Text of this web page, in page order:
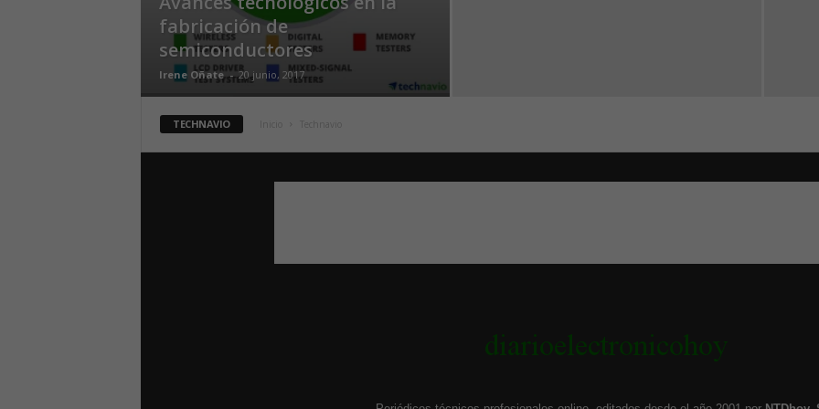
fabricación de
semiconductores
Irene Oñate - 20 junio, 2017
TECHNAVIO Technavio